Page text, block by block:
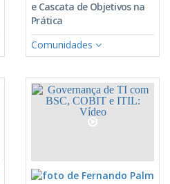
e Cascata de Objetivos na
Prática
Comunidades
Fernando Palma